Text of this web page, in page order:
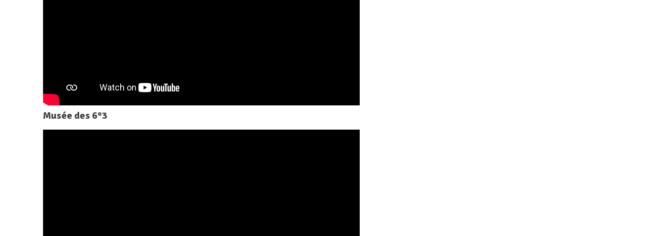
Musée des 6°3